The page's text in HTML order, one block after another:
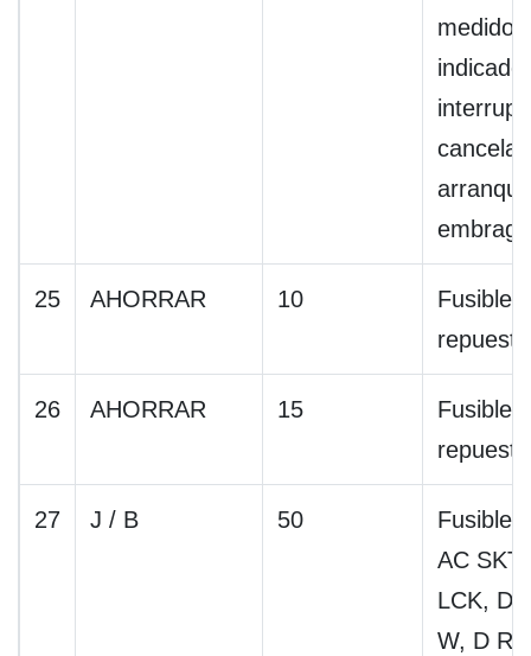
medidor
25 AHORRAR 10
Fusible
repuesto
26 AHORRAR 15
Fusible
repuesto
27 J / B 50
Fusibles
AC
LCK, D
W, D